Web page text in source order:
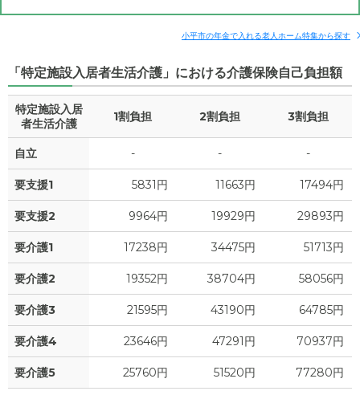
補足情報
月額費用 ? 16.5 万円
家賃 8.2
食費 ? 6.1 万円
水道・光熱費 0
上乗せ介護費 ? 0 万円
その他 0 万円
介護保険料 -
小平市の年金で入れる老人ホーム特集から探す
「特定施設入居者生活介護」における介護保険自己負担額
特定施設入居
者生活介護
1割負担 2割負担 3割負担
自立 - - -
要支援1 5831円 11663円 17494円
要支援2 9964円 19929円 29893円
要介護1 17238円 34475円 51713円
要介護2 19352円 38704円 58056円
要介護3 21595円 43190円 64785円
要介護4 23646円 47291円 70937円
要介護5 25760円 51520円 77280円